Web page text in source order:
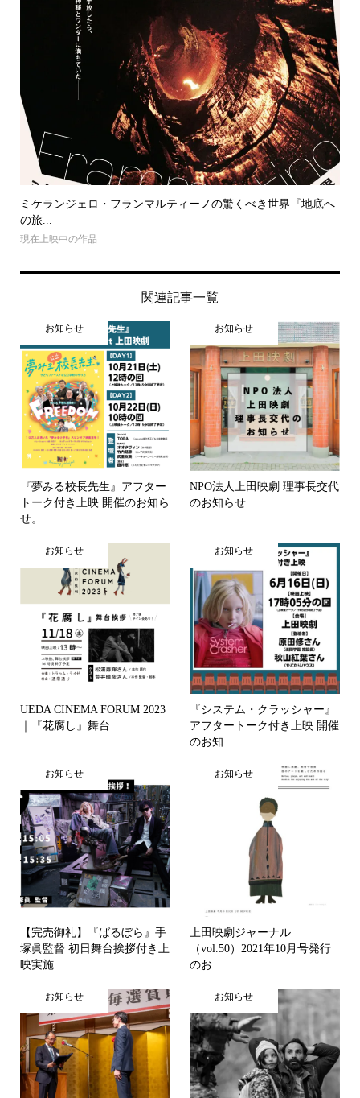
ミケランジェロ・フランマルティーノの驚くべき世界『地底へ
の旅...
現在上映中の作品
関連記事一覧
お知らせ
『夢みる校長先生』アフター
トーク付き上映 開催のお知ら
せ。
お知らせ
NPO法人上田映劇 理事長交代
のお知らせ
お知らせ
UEDA CINEMA FORUM 2023
｜『花腐し』舞台...
お知らせ
『システム・クラッシャー』
アフタートーク付き上映 開催
のお知...
お知らせ
【完売御礼】『ばるぼら』手
塚眞監督 初日舞台挨拶付き上
映実施...
お知らせ
上田映劇ジャーナル
（vol.50）2021年10月号発行
のお...
お知らせ お知らせ